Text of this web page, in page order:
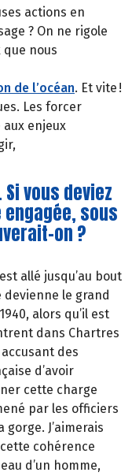
actions en
? On ne rigole
que nous
de l’océan. Et vite !
Les forcer
enjeux
vous deviez
sous
on ?
allé jusqu’au bout
devienne le grand
alors qu’il est
dans Chartres
des
d’avoir
cette charge
par les officiers
J’aimerais
cohérence
d’un homme,